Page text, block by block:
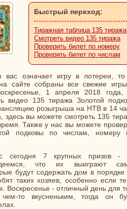
Быстрый переход:
Тиражная таблица 135 тиража
Смотреть видео 135 тиража
Проверить билет по номеру
Проверить билет по числам
вас означает игру в лотереи,
сайте собраны все свежие
1 апреля 2018
видео 135 тиража Золотой
розыгрыша на НТВ в 14
здесь вы можете смотреть 135
Также у нас вы можете
подковы по числам, номеру
сегодня 7 крупных призов -
что их выиграют
будут содержать дом в
таких хозяев, особенно если
Воскресенье - отличный день для
то вкусненьким, тогда он